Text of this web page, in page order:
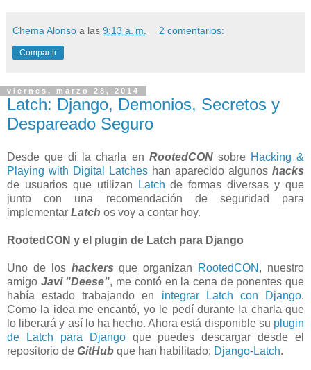
Chema Alonso a las 9:13 a. m. 2 comentarios:
Compartir
viernes, marzo 28, 2014
Latch: Django, Demonios, Secretos y
Despareado Seguro
Desde que di la charla en RootedCONsobre Hacking &
Playing with Digital Latches han aparecido algunos hacks
de usuarios que utilizan
Latch de formas diversas y que
junto con una recomendación de seguridad para
implementar Latch os voy a contar hoy.
RootedCON y el plugin de Latch para Django
Uno de los hackers que organizan RootedCON , nuestro
amigo Javi "Deese", me contó en la cena de ponentes que
había estado trabajando en integrar Latch con Django.
Como la idea me encantó, yo le pedí durante la charla que
lo liberará y así lo ha hecho. Ahora está disponible su plugin
de Latch para Djangoque puedes descargar desde el
repositorio de GitHub que han habilitado: Django-Latch.